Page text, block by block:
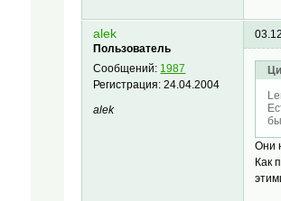
alek
Пользователь
Сообщений: 1987
Регистрация:24.04.2004
alek
Они
Как